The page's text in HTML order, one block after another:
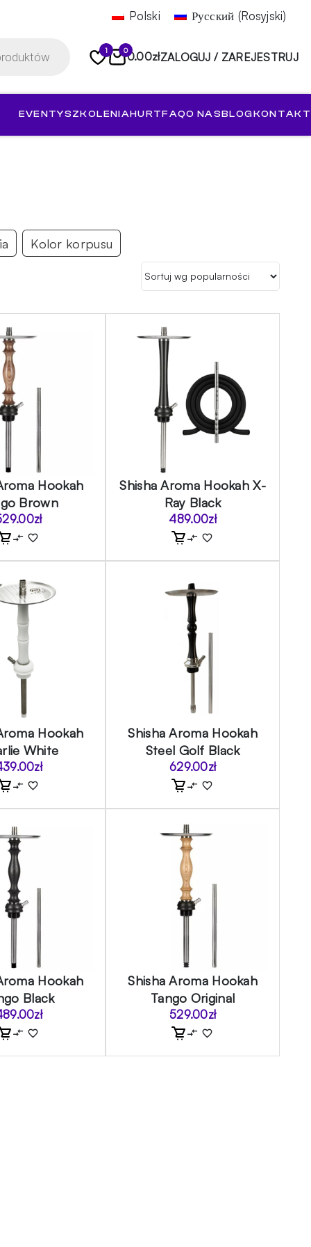
Polski Русский (Rosyjski)
1 00.00złZALOGUJ / ZAREJESTRUJ
EVENTYSZKOLENIAHURTFAQO NASBLOGKONTAKT
Kolor korpusu
Hookah
Brown
zł
Shisha Aroma Hookah X-
Ray Black
489.00zł
Hookah
White
zł
Shisha Aroma Hookah
Steel Golf Black
629.00zł
Hookah
Black
zł
Shisha Aroma Hookah
Tango Original
529.00zł